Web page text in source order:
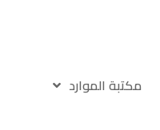
مكتبة الموارد